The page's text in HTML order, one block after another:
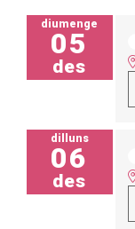
diumenge
05
des
dilluns
06
des